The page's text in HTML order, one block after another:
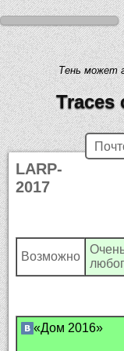
Тень может
Traces
LARP-
2017
Возможно
«Дом 2016»